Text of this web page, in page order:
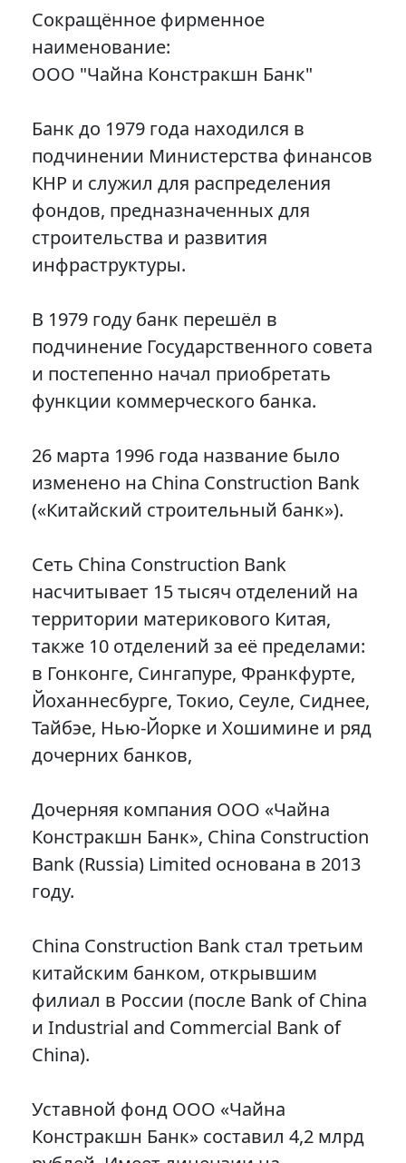
Сокращённое фирменное
наименование:
ООО "Чайна Констракшн Банк"
Банк до 1979 года находился в
подчинении Министерства финансов
КНР и служил для распределения
фондов, предназначенных для
строительства и развития
инфраструктуры.
В 1979 году банк перешёл в
подчинение Государственного совета
и постепенно начал приобретать
функции коммерческого банка.
26 марта 1996 года название было
изменено на China Construction Bank
(«Китайский строительный банк»).
Сеть China Construction Bank
насчитывает 15 тысяч отделений на
территории материкового Китая,
также 10 отделений за её пределами:
в Гонконге, Сингапуре, Франкфурте,
Йоханнесбурге, Токио, Сеуле, Сиднее,
Тайбэе, Нью-Йорке и Хошимине и ряд
дочерних банков,
Дочерняя компания ООО «Чайна
Констракшн Банк», China Construction
Bank (Russia) Limited основана в 2013
году.
China Construction Bank стал третьим
китайским банком, открывшим
филиал в России (после Bank of China
и Industrial and Commercial Bank of
China).
Уставной фонд ООО «Чайна
Констракшн Банк» составил 4,2 млрд